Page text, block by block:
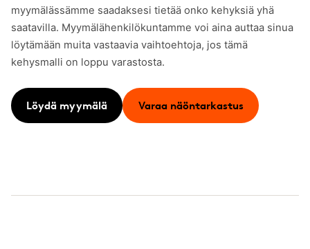
myymälässämme saadaksesi tietää onko kehyksiä yhä
saatavilla. Myymälähenkilökuntamme voi aina auttaa sinua
löytämään muita vastaavia vaihtoehtoja, jos tämä
kehysmalli on loppu varastosta.
Löydä myymälä Varaa näöntarkastus